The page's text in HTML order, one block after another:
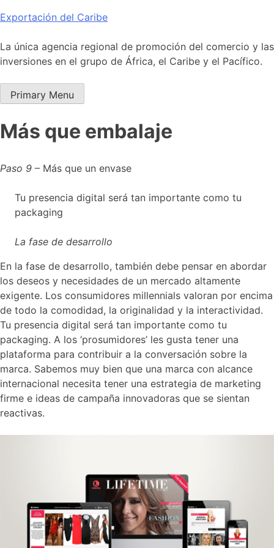
Skip
content
Exportación del Caribe
La única agencia regional de promoción del comercio y las
inversiones en el grupo de África, el Caribe y el Pacífico.
Primary Menu
Más que embalaje
Paso 9 – Más que un envase
Tu presencia digital será tan importante como tu
packaging
La fase de desarrollo
En la fase de desarrollo, también debe pensar en abordar
los deseos y necesidades de un mercado altamente
exigente. Los consumidores millennials valoran por encima
de todo la comodidad, la originalidad y la interactividad.
Tu presencia digital será tan importante como tu
packaging. A los ‘prosumidores’ les gusta tener una
plataforma para contribuir a la conversación sobre la
marca. Sabemos muy bien que una marca con alcance
internacional necesita tener una estrategia de marketing
firme e ideas de campaña innovadoras que se sientan
reactivas.